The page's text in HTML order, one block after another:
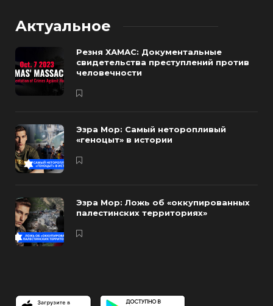
Актуальное
Резня ХАМАС: Документальные
свидетельства преступлений против
человечности
Эзра Мор: Самый неторопливый
«геноцыт» в истории
Эзра Мор: Ложь об «оккупированных
палестинских территориях»